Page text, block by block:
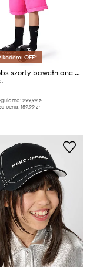
OFF*
Marc Jacobs szorty bawełniane dziecięce
299,99 zł
cena:159,99 zł